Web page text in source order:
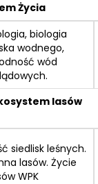
Życia
biologia
wodnego,
wód
lasów
siedlisk leśnych.
lasów. Życie
WPK